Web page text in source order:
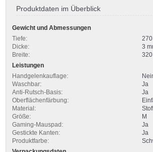
Produktdaten im Überblick
Gewicht und Abmessungen
Tiefe:
Dicke:
3
Breite:
Leistungen
Handgelenkauflage:
Waschbar:
Ja
Anti-Rutsch-Basis:
Ja
Oberflächenfärbung:
Material:
Größe:
M
Gaming-Mauspad:
Ja
Gestickte Kanten:
Ja
Produktfarbe: